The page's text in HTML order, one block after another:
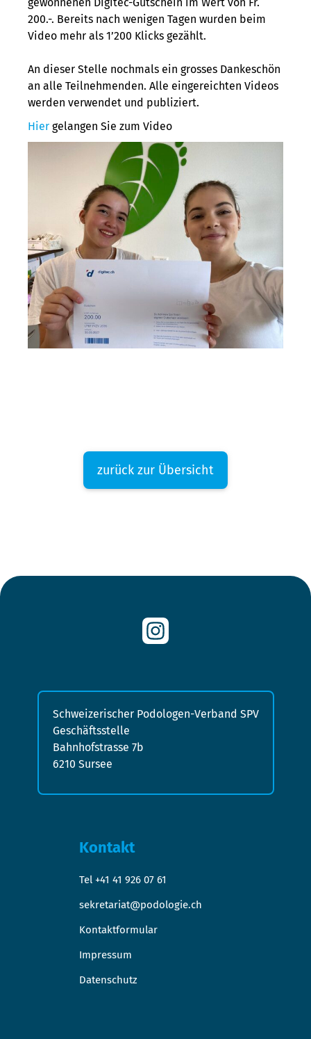
200.-. Bereits nach wenigen Tagen wurden beim
Video mehr als 1’200 Klicks gezählt.
An dieser Stelle nochmals ein grosses Dankeschön
an alle Teilnehmenden. Alle eingereichten Videos
werden verwendet und publiziert.
Hier gelangen Sie zum Video
zurück zur Übersicht
Kontakt
Tel +41 41 926 07 61
sekretariat@podologie.ch
Kontaktformular
Impressum
Datenschutz
Schweizerischer Podologen-Verband SPV
Geschäftsstelle
Bahnhofstrasse 7b
6210 Sursee